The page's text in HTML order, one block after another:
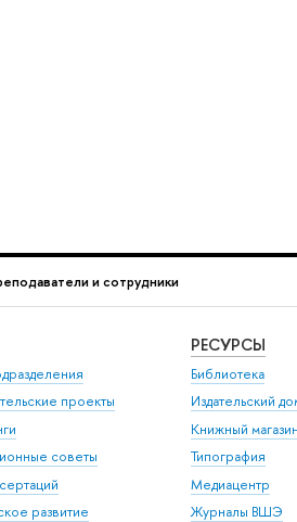
и сотрудники
проекты
советы
развитие
РЕСУРСЫ
Библиотека
Издательский
Книжный
Типография
Медиацентр
Журналы ВШЭ